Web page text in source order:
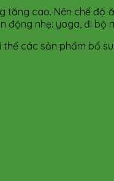
tăng cao. Nên chế độ
nhẹ: yoga, đi bộ
các sản phẩm bổ